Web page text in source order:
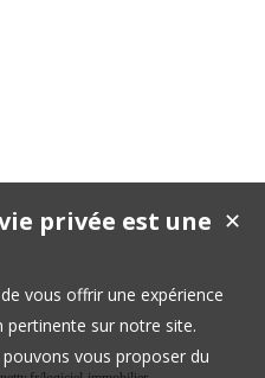
✕
privée est une
vous offrir une expérience
sur notre site.
vous proposer du